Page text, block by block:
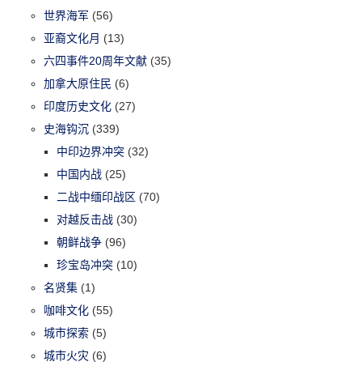
世界海军 (56)
亚裔文化月 (13)
六四事件20周年文献 (35)
加拿大原住民 (6)
印度历史文化 (27)
史海钩沉 (339)
中印边界冲突 (32)
中国内战 (25)
二战中缅印战区 (70)
对越反击战 (30)
朝鲜战争 (96)
珍宝岛冲突 (10)
名贤集 (1)
咖啡文化 (55)
城市探索 (5)
城市火灾 (6)